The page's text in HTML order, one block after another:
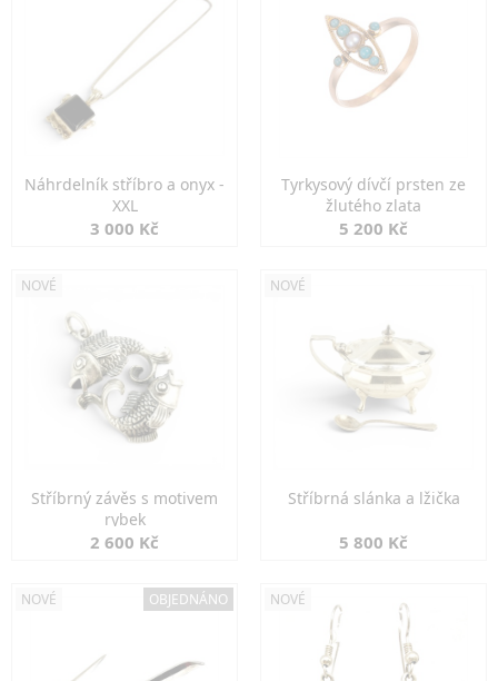
Náhrdelník stříbro a onyx -
XXL
3 000 Kč
Tyrkysový dívčí prsten ze
žlutého zlata
5 200 Kč
NOVÉ
Stříbrný závěs s motivem
rybek
2 600 Kč
NOVÉ
Stříbrná slánka a lžička
5 800 Kč
NOVÉ OBJEDNÁNO NOVÉ